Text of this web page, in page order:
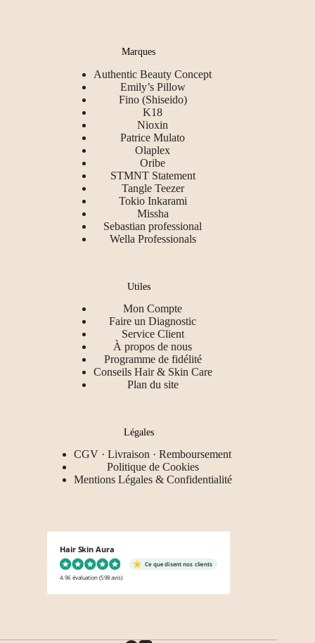
Marques
Authentic Beauty Concept
Emily’s Pillow
Fino (Shiseido)
K18
Nioxin
Patrice Mulato
Olaplex
Oribe
STMNT Statement
Tangle Teezer
Tokio Inkarami
Missha
Sebastian professional
Wella Professionals
Utiles
Mon Compte
Faire un Diagnostic
Service Client
À propos de nous
Programme de fidélité
Conseils Hair & Skin Care
Plan du site
Légales
CGV · Livraison · Remboursement
Politique de Cookies
Mentions Légales & Confidentialité
Hair Skin Aura
Ce que disent nos clients
4.96 évaluation(598 avis)